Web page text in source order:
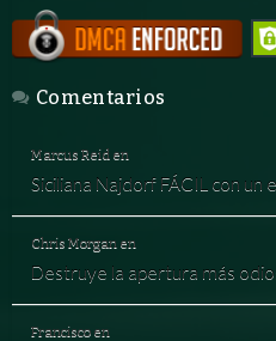
Comentarios
Marcus Reiden
Siciliana Najdorf FÁCIL con un
Chris Morgan en
Destruye la apertura más
Franciscoen